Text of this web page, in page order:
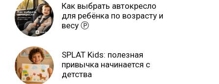
Как выбрать автокресло
для ребёнка по возрасту и
весу Ⓟ
SPLAT Kids: полезная
привычка начинается с
детства